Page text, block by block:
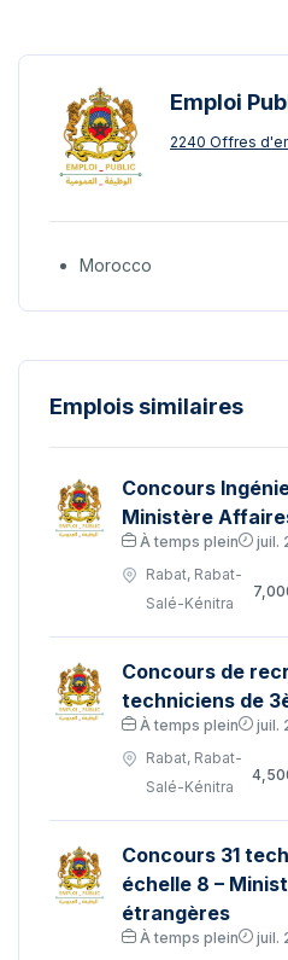
Emploi
2240 Offres
Morocco
Emplois similaires
Concours
Ministère
À temps plein
juil.
Rabat, Rabat-
Salé-Kénitra
Concours de
techniciens de
À temps plein
juil.
Rabat, Rabat-
Salé-Kénitra
Concours 31
échelle 8 –
étrangères
À temps plein
juil.